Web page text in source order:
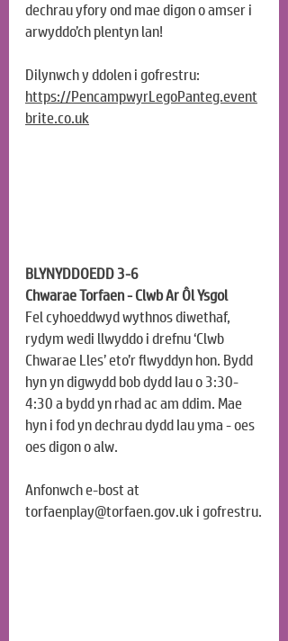
dechrau yfory ond mae digon o amser i
arwyddo’ch plentyn lan!
Dilynwch y ddolen i gofrestru:
https://PencampwyrLegoPanteg.event
brite.co.uk
BLYNYDDOEDD 3-6
Chwarae Torfaen - Clwb Ar Ôl Ysgol
Fel cyhoeddwyd wythnos diwethaf,
rydym wedi llwyddo i drefnu ‘Clwb
Chwarae Lles’ eto’r flwyddyn hon. Bydd
hyn yn digwydd bob dydd Iau o 3:30-
4:30 a bydd yn rhad ac am ddim. Mae
hyn i fod yn dechrau dydd Iau yma - oes
oes digon o alw.
Anfonwch e-bost at
torfaenplay@torfaen.gov.uk i gofrestru.